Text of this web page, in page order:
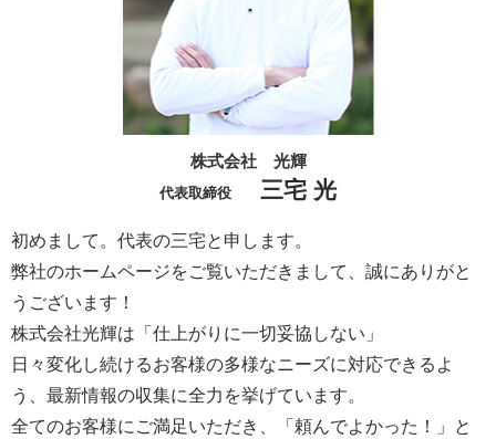
株式会社 光輝
代表取締役 三宅 光
初めまして。代表の三宅と申します。
弊社のホームページをご覧いただきまして、誠にありがと
うございます！
株式会社光輝は「仕上がりに一切妥協しない」
日々変化し続けるお客様の多様なニーズに対応できるよ
う、最新情報の収集に全力を挙げています。
全てのお客様にご満足いただき、「頼んでよかった！」と